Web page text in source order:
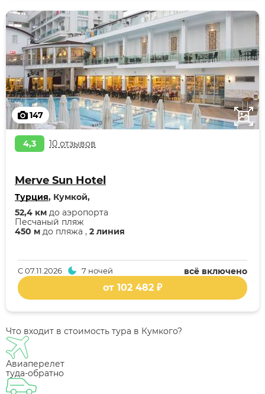
147
4,3 10 отзывов
Merve Sun Hotel
Турция, Кумкой,
450 м до пляжа , 2 линия
Песчаный пляж
52,4 км до аэропорта
всё включено
С07.11.2026 7 ночей
от 102 482 ₽
Что входит в стоимость тура в Кумкого?
Авиаперелет
туда-обратно